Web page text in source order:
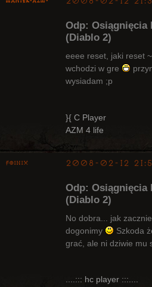
Odp: Osiągnięcia
(Diablo 2)
eeee reset, jaki reset
wchodzi w gre
wysiadam ;p
}{ C Player
AZM 4 life
Foinix 2008-02-12
Odp: Osiągnięcia
(Diablo 2)
No dobra... jak
dogonimy
Szkoda
grać, ale ni dziwie mu
....::: hc player :::....